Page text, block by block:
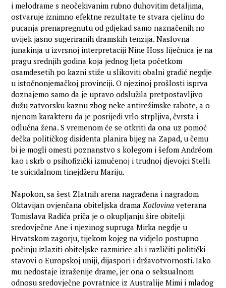
i melodrame s neočekivanim rubno duhovitim detaljima,
ostvaruje iznimno efektne rezultate te stvara cjelinu do
pucanja prenapregnutu od gdjekad samo naznačenih no
uvijek jasno sugeriranih dramskih tenzija. Naslovna
junakinja u izvrsnoj interpretaciji Nine Hoss liječnica je na
pragu srednjih godina koja jednog ljeta početkom
osamdesetih po kazni stiže u slikoviti obalni gradić negdje
u istočnonjemačkoj provinciji. O njezinoj prošlosti isprva
doznajemo samo da je upravo odslužila pretpostavljivo
dužu zatvorsku kaznu zbog neke antirežimske rabote, a o
njenom karakteru da je posrijedi vrlo strpljiva, čvrsta i
odlučna žena. S vremenom će se otkriti da ona uz pomoć
dečka političkog disidenta planira bijeg na Zapad, u čemu
bi je mogli omesti poznanstvo s kolegom i šefom Andréom
kao i skrb o psihofizički izmučenoj i trudnoj djevojci Stelli
te suicidalnom tinejdžeru Mariju.
Napokon, sa šest Zlatnih arena nagrađena i nagradom
Oktavijan ovjenčana obiteljska dramaKotlovina veterana
Tomislava Radića priča je o okupljanju šire obitelji
sredovječne Ane i njezinog supruga Mirka negdje u
Hrvatskom zagorju, tijekom kojeg na vidjelo postupno
počinju izlaziti obiteljske razmirice ali i različiti politički
stavovi o Europskoj uniji, dijaspori i državotvornosti. Iako
mu nedostaje izraženije drame, jer ona o seksualnom
odnosu sredovječne povratnice iz Australije Mimi i mladog